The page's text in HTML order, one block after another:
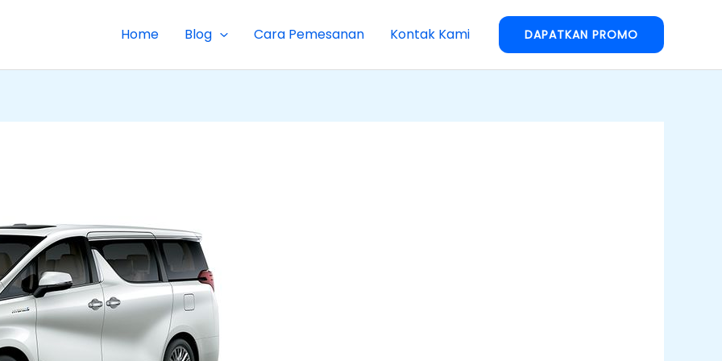
Home Blog Cara Pemesanan Kontak Kami DAPATKAN PROMO